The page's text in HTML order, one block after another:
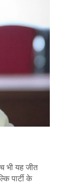
भी यह जीत
पार्टी के